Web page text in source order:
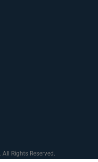
Rights Reserved.